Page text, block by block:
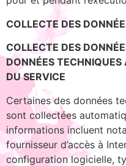
COLLECTE DES
COLLECTE DES
DONNÉES TECHNIQUES
DU SERVICE
Certaines des données
sont collectées
informations incluent
fournisseur d’accès à
configuration logicielle,